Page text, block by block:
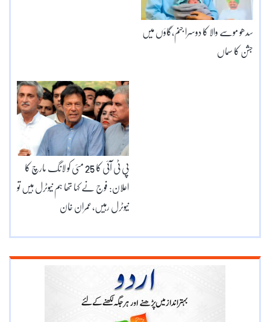
سدھو موسے والا کا دوسرا جنم،گاؤں میں
جشن کا سماں
پی ٹی آئی کا 25 مئی کو لانگ مارچ کا
اعلان: فوج نے کہا تھا ہم نیوٹرل ہیں تو
نیوٹرل رہیں،عمران خان